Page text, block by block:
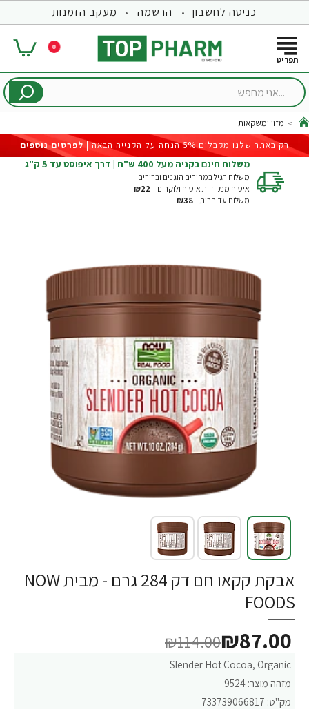
כניסה לחשבון הרשמה מעקב הזמנות
0
...אני
home
מזון ומשקאות
רק באתר שלנו מקבלים 5% הנחה על הקנייה הבאה |
לפרטים נוספים
משלוח חינם בקניה מעל 400 ש"ח | דרך איפוסט עד 5 ק"ג
משלוח רגיל במחירים הוגנים וברורים:
איסוף מנקודות איסוף ולוקרים – ₪22
משלוח עד הבית –₪38
-24%
אבקת קקאו חם דק 284 גרם - מבית NOW
FOODS
Slender Hot Cocoa, Organic
מזהה מוצר: 9524
מק"ט: 733739066817
₪87.00
₪114.00